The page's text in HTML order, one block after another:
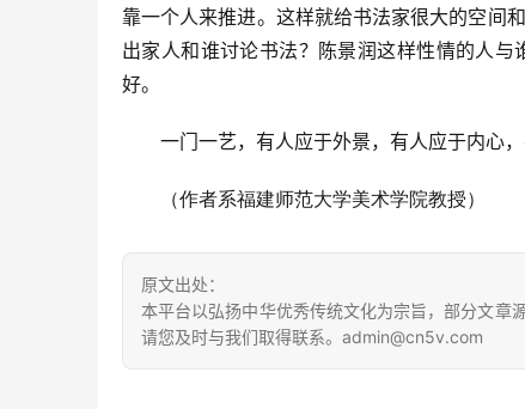
靠一个人来推进。这样就给书法家很大的空
出家人和谁讨论书法？陈景润这样性情的人
好。
一门一艺，有人应于外景，有人应于内心，
（作者系福建师范大学美术学院教授）
原文出处：
本平台以弘扬中华优秀传统文化为宗旨，部分文章
请您及时与我们取得联系。admin@cn5v.com